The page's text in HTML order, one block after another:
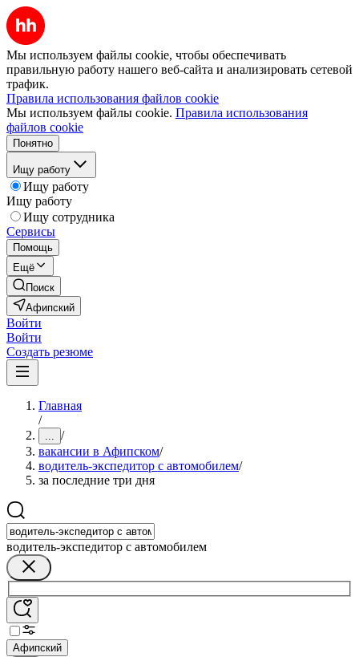
Мы используем файлы cookie, чтобы обеспечивать
правильную работу нашего веб-сайта и анализировать сетевой
трафик.
Правила использования файлов cookie
Мы используем файлы cookie. Правила использования
файлов cookie
Понятно
Ищу работу
Ищу работу
Ищу работу
Ищу сотрудника
Сервисы
Помощь
Ещё
Поиск
Афипский
Войти
Войти
Создать резюме
Главная
/
... /
вакансии в Афипском/
водитель-экспедитор с автомобилем/
за последние три дня
водитель-экспедитор с автомобилем
Афипский